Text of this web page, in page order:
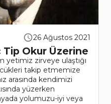
26 Ağustos 2021
Tip Okur Üzerine
yetimiz zirveye ulaştığı
takip etmemize
arasında kendimizi
yüzerken
yolumuzu-iyi veya